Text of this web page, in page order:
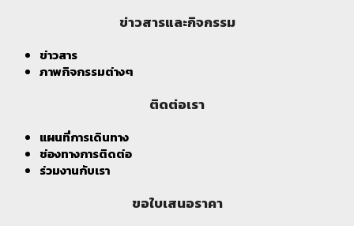
ข่าวสารและกิจกรรม
ข่าวสาร
ภาพกิจกรรมต่างๆ
ติดต่อเรา
แผนที่การเดินทาง
ช่องทางการติดต่อ
ร่วมงานกับเรา
ขอใบเสนอราคา